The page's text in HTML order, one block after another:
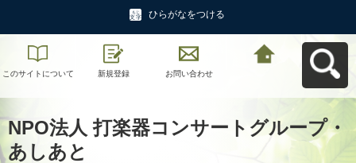
ひらがなをつける
このサイトについて 新規登録 お問い合わせ
NPO法人 打楽器コンサートグループ・
あしあと